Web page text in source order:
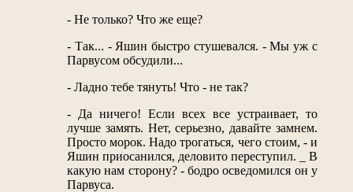
- Не только? Что же еще?
- Так... - Яшин быстро стушевался. - Мы уж с
Парвусом обсудили...
- Ладно тебе тянуть! Что - не так?
- Да ничего! Если всех все устраивает, то
лучше замять. Нет, серьезно, давайте замнем.
Просто морок. Надо трогаться, чего стоим, - и
Яшин приосанился, деловито переступил. _ В
какую нам сторону? - бодро осведомился он у
Парвуса.